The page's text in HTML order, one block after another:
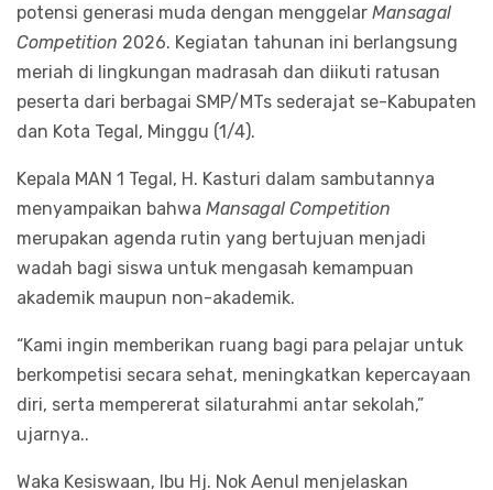
potensi generasi muda dengan menggelar Mansagal
Competition 2026. Kegiatan tahunan ini berlangsung
meriah di lingkungan madrasah dan diikuti ratusan
peserta dari berbagai SMP/MTs sederajat se-Kabupaten
dan Kota Tegal, Minggu (1/4).
Kepala MAN 1 Tegal, H. Kasturi dalam sambutannya
menyampaikan bahwa Mansagal Competition
merupakan agenda rutin yang bertujuan menjadi
wadah bagi siswa untuk mengasah kemampuan
akademik maupun non-akademik.
“Kami ingin memberikan ruang bagi para pelajar untuk
berkompetisi secara sehat, meningkatkan kepercayaan
diri, serta mempererat silaturahmi antar sekolah,”
ujarnya..
Waka Kesiswaan, Ibu Hj. Nok Aenul menjelaskan